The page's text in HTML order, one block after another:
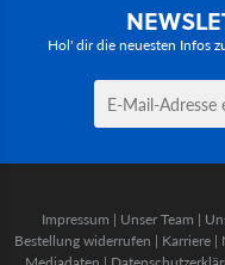
Hol' dir die neuesten Infos
Impressum | Unser Team |
Bestellung widerrufen | Karriere |